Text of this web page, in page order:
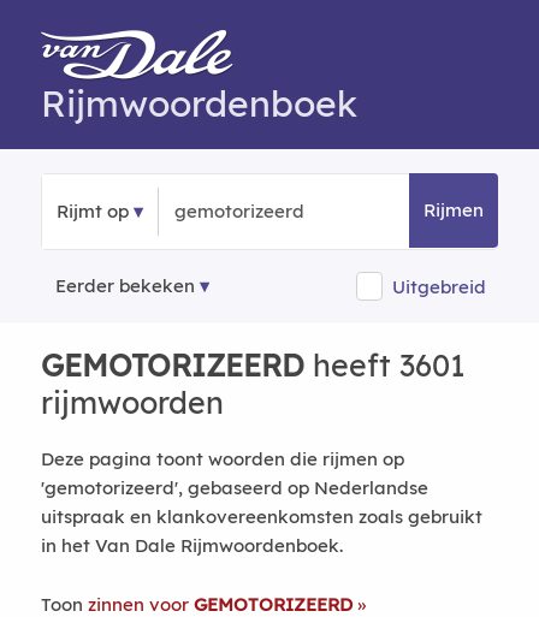
Rijmwoordenboek
Rijmt op Rijmen
Eerder bekeken Uitgebreid
GEMOTORIZEERDheeft 3601
rijmwoorden
Deze pagina toont woorden die rijmen op
'gemotorizeerd', gebaseerd op Nederlandse
uitspraak en klankovereenkomsten zoals gebruikt
in het Van Dale Rijmwoordenboek.
Toon zinnen voor GEMOTORIZEERD